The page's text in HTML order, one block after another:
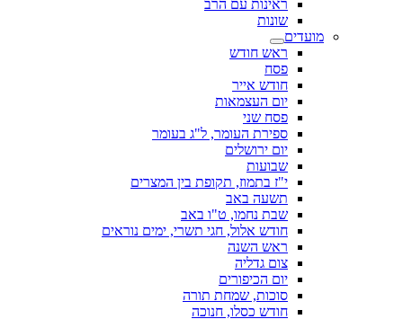
ראינות עם הרב
שונות
מועדים
ראש חודש
פסח
חודש אייר
יום העצמאות
פסח שני
ספירת העומר, ל"ג בעומר
יום ירושלים
שבועות
י"ז בתמוז, תקופת בין המצרים
תשעה באב
שבת נחמו, ט"ו באב
חודש אלול, חגי תשרי, ימים נוראים
ראש השנה
צום גדליה
יום הכיפורים
סוכות, שמחת תורה
חודש כסלו, חנוכה